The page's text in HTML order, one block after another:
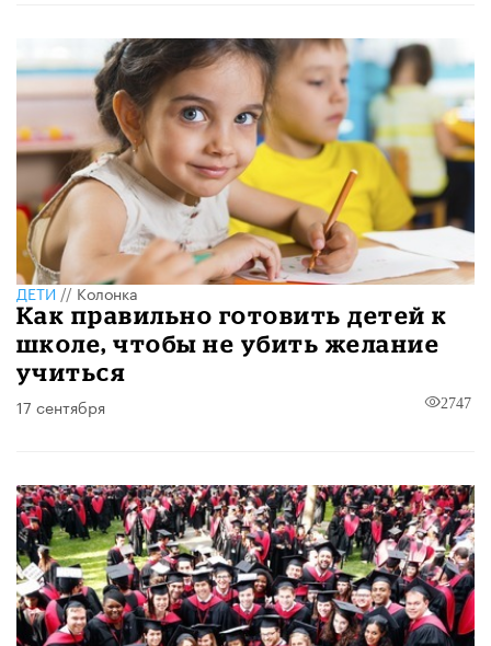
ДЕТИ//Колонка
Как правильно готовить детей к
школе, чтобы не убить желание
учиться
17 сентября 2747